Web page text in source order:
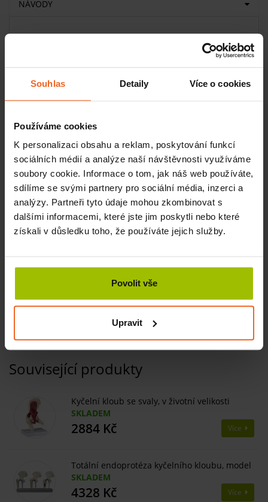
Souhlas Detaily Více o cookies
Používáme cookies
K personalizaci obsahu a reklam, poskytování funkcí
sociálních médií a analýze naší návštěvnosti využíváme
soubory cookie. Informace o tom, jak náš web používáte,
sdílíme se svými partnery pro sociální média, inzerci a
analýzy. Partneři tyto údaje mohou zkombinovat s
dalšími informacemi, které jste jim poskytli nebo které
získali v důsledku toho, že používáte jejich služby.
Povolit vše
Upravit
NÁVODY
Stojan: ano
Detailní model kyčelního kloubu
kostěné struktury i hlavní vazy, které zajišťují stabilitu
kyčelního kloubu. Je vhodný pro výuku anatomie,
kinezioterapie i pro demonstraci poranění a funkčních
omezení.
Modelumožňuje názorně vysvětlit r ozsah pohybu i
biomechaniku kyčelního kloubu.
Vlastnosti modelu
Pohyblivá hlavice femuru.
Související produkty
Kyčelní kloub se svaly, v životní velikosti
SKLADEM
2884 Kč Více
Totální endoprotéza kyčelního kloubu, model
SKLADEM
4328 Kč Více